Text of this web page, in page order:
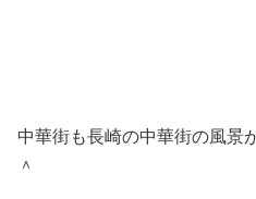
中華街も長崎の中華街の風景
＾